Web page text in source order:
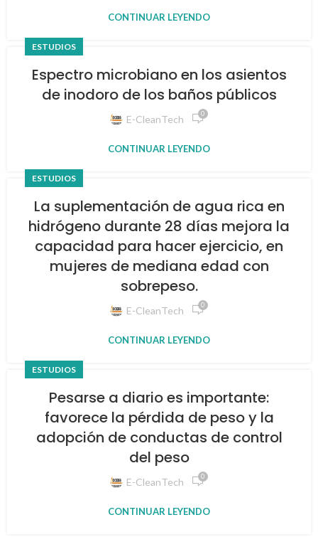
CONTINUAR LEYENDO
ESTUDIOS
Espectro microbiano en los asientos
de inodoro de los baños públicos
E-CleanTech 0
CONTINUAR LEYENDO
ESTUDIOS
La suplementación de agua rica en
hidrógeno durante 28 días mejora la
capacidad para hacer ejercicio, en
mujeres de mediana edad con
sobrepeso.
E-CleanTech 0
CONTINUAR LEYENDO
ESTUDIOS
Pesarse a diario es importante:
favorece la pérdida de peso y la
adopción de conductas de control
del peso
E-CleanTech 0
CONTINUAR LEYENDO